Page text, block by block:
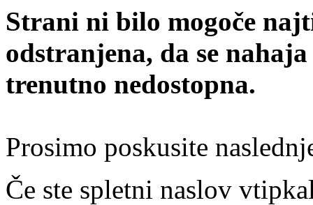
Strani ni bilo mogoče
odstranjena, da se
trenutno nedostopna.
Prosimo poskusite
Če ste spletni naslov